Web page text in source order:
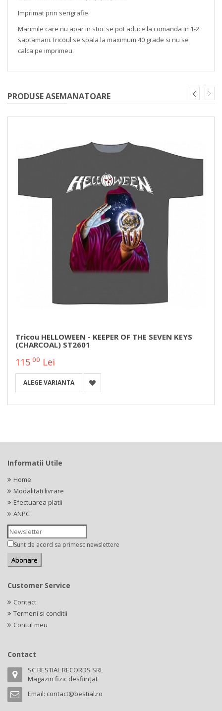
Imprimat prin serigrafie.
Marimile care nu apar in stoc se pot aduce la comanda in 1-2
saptamani.Tricoul se spala la maximum 40 grade si nu se
calca pe imprimeu.
PRODUSE ASEMANATOARE
Tricou HELLOWEEN - KEEPER OF THE SEVEN KEYS
(CHARCOAL) ST2601
115 00 Lei
ALEGE VARIANTA
Informatii Utile
Home
Modalitati livrare
Efectuarea platii
ANPC
Sunt de acord sa primesc newslettere
Customer Service
Contact
Termeni si conditii
Contul meu
Contact
SC BESTIAL RECORDS SRL
Magazin fizic desființat
Email: contact@bestial.ro